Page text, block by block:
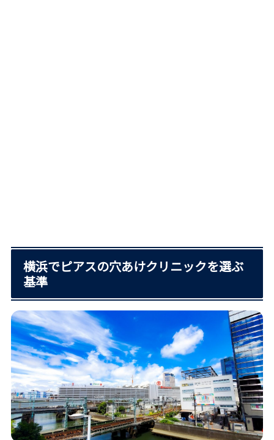
横浜でピアスの穴あけクリニックを選ぶ
基準